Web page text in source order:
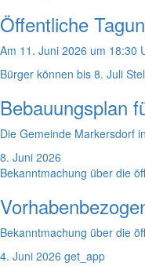
Öffentliche
Am 11. Juni 2026 um 18:30
Bürger können bis 8. Juli
Bebauungsplan
Die Gemeinde Markersdorf
8. Juni 2026
Bekanntmachung über die
Bekanntmachung über die
4. Juni 2026 get_app